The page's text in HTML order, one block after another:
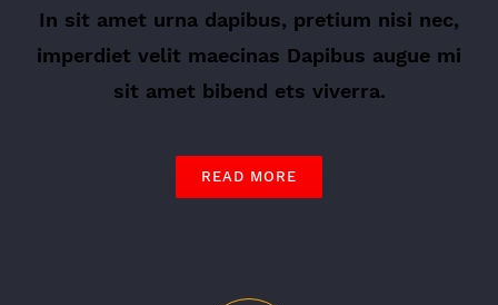
In sit amet urna dapibus, pretium nisi nec,
imperdiet velit maecinas Dapibus augue mi
sit amet bibend ets viverra.
READ MORE